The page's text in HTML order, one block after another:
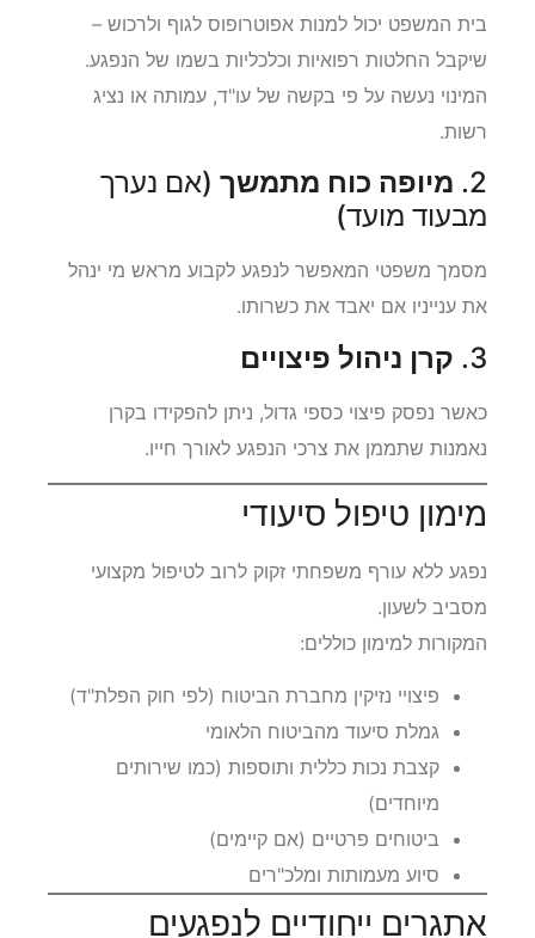
בית המשפט יכול למנות אפוטרופוס לגוף ולרכוש –
שיקבל החלטות רפואיות וכלכליות בשמו של הנפגע.
המינוי נעשה על פי בקשה של עו"ד, עמותה או נציג
רשות.
2. מיופה כוח מתמשך (אם נערך
מבעוד מועד)
מסמך משפטי המאפשר לנפגע לקבוע מראש מי ינהל
את ענייניו אם יאבד את כשרותו.
3. קרן ניהול פיצויים
כאשר נפסק פיצוי כספי גדול, ניתן להפקידו בקרן
נאמנות שתממן את צרכי הנפגע לאורך חייו.
מימון טיפול סיעודי
נפגע ללא עורף משפחתי זקוק לרוב לטיפול מקצועי
מסביב לשעון.
המקורות למימון כוללים:
פיצויי נזיקין מחברת הביטוח (לפי חוק הפלת"ד)
גמלת סיעוד מהביטוח הלאומי
קצבת נכות כללית ותוספות (כמו שירותים
מיוחדים)
ביטוחים פרטיים (אם קיימים)
סיוע מעמותות ומלכ"רים
אתגרים ייחודיים לנפגעים